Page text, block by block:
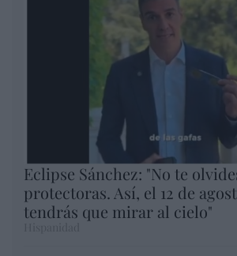
Eclipse Sánchez: "No te
protectoras. Así, el 12 de
tendrás que mirar al cielo"